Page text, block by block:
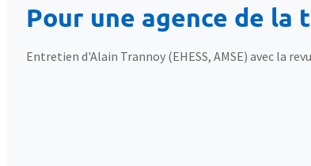
Pour une agence de
Entretien d'Alain Trannoy (EHESS, AMSE) avec la